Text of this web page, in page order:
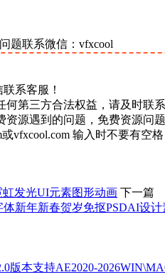
题联系微信：vfxcool
系客服！
第三方合法权益，请及时联
源遇到的问题，免费资源问
vfxcool.com 输入时不要有空格
发光UI元素图形动画 下一篇
新年新春贺岁免抠PSDAI设计